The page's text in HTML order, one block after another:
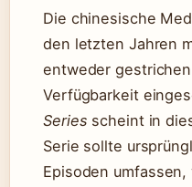
Die chinesische
den letzten Jahren
entweder
Verfügbarkeit
Series scheint in
Serie sollte
Episoden